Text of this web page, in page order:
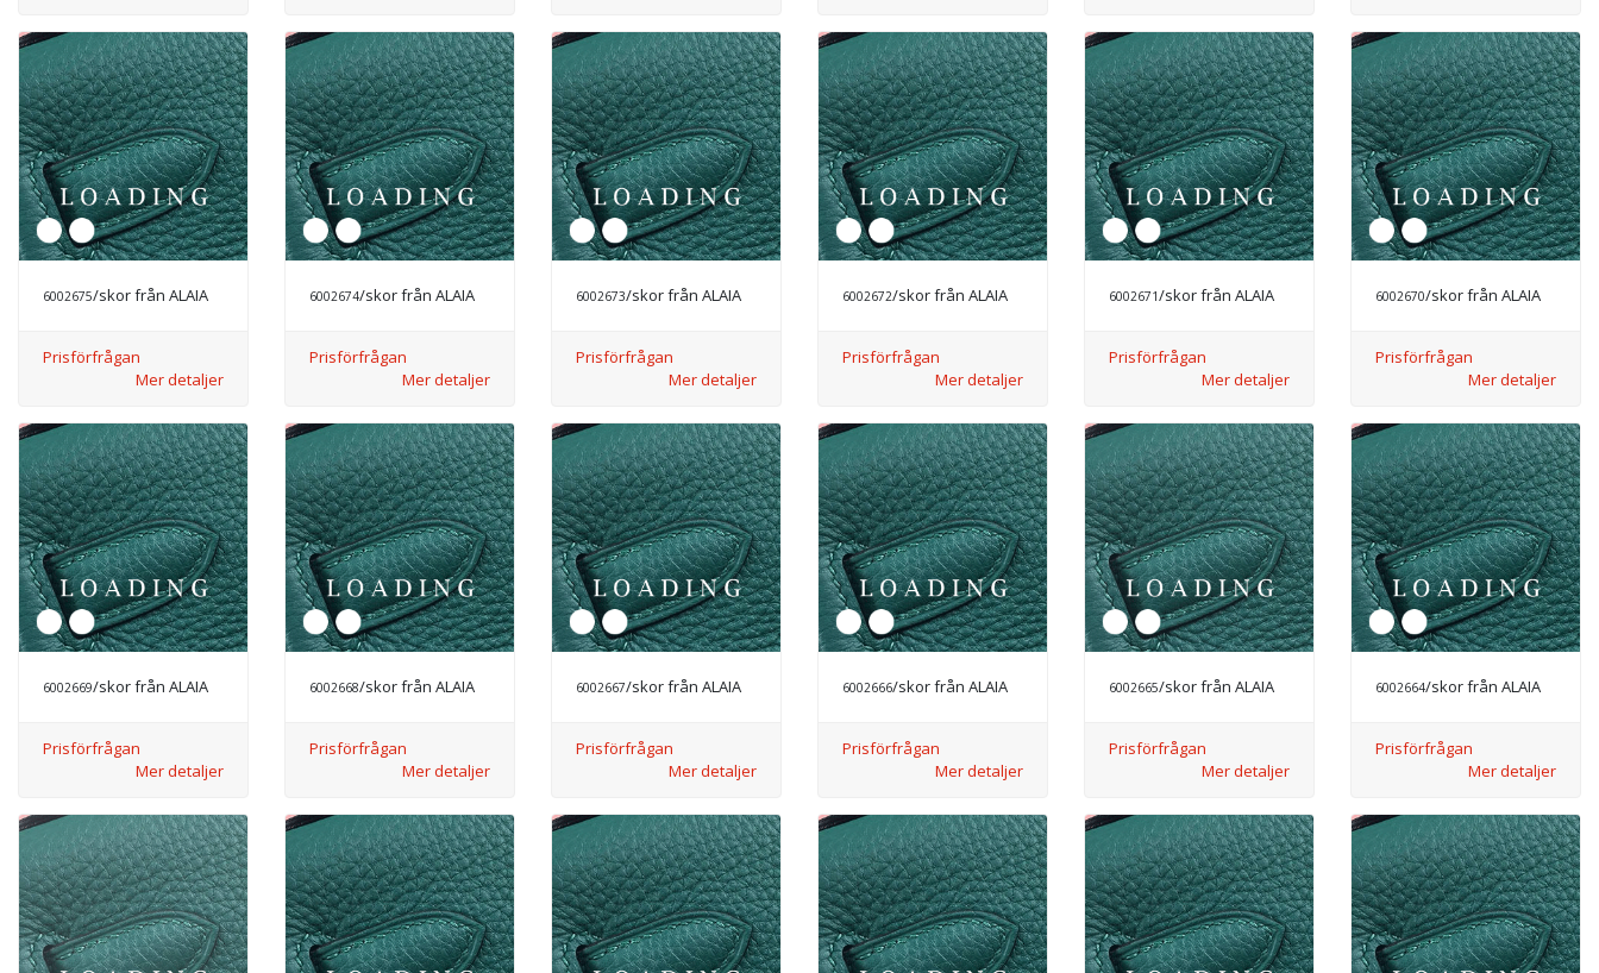
6002675/skor från ALAIA
Prisförfrågan
Mer detaljer
6002674/skor från ALAIA
Prisförfrågan
Mer detaljer
6002673/skor från ALAIA
Prisförfrågan
Mer detaljer
6002672/skor från ALAIA
Prisförfrågan
Mer detaljer
6002671/skor från ALAIA
Prisförfrågan
Mer detaljer
6002670/skor från ALAIA
Prisförfrågan
Mer detaljer
6002669/skor från ALAIA
Prisförfrågan
Mer detaljer
6002668/skor från ALAIA
Prisförfrågan
Mer detaljer
6002667/skor från ALAIA
Prisförfrågan
Mer detaljer
6002666/skor från ALAIA
Prisförfrågan
Mer detaljer
6002665/skor från ALAIA
Prisförfrågan
Mer detaljer
6002664/skor från ALAIA
Prisförfrågan
Mer detaljer